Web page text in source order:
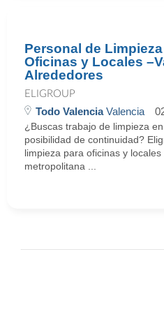
Personal de
Oficinas y Locales
Alrededores
ELIGROUP
Todo ValenciaValencia
¿Buscas trabajo de limpieza
posibilidad de continuidad?
limpieza para oficinas y
metropolitana ...